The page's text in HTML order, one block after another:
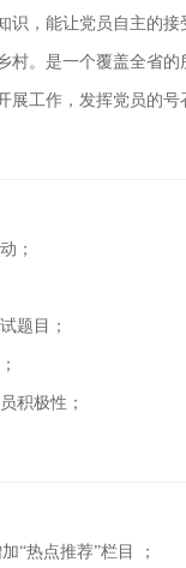
识，能让党员自主的接
村。是一个覆盖全省的
展工作，发挥党员的
；
题目；
积极性；
“热点推荐”栏目 ；